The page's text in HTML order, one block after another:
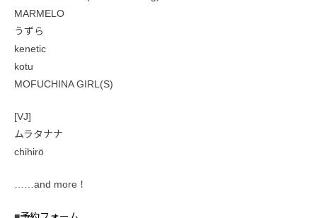
MARMELO
うずら
kenetic
kotu
MOFUCHINA GIRL(S)
[VJ]
ムラタナナ
chihirö
……and more！